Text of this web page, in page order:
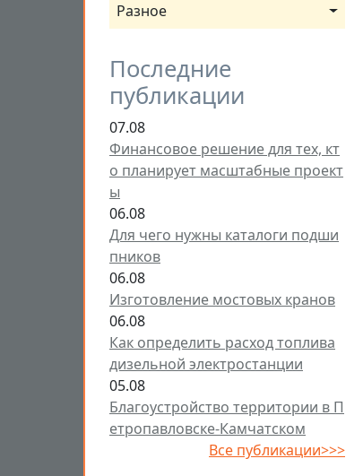
Разное
Последние
публикации
07.08
Финансовое решение для тех, кт
о планирует масштабные проект
ы
06.08
Для чего нужны каталоги подши
пников
06.08
Изготовление мостовых кранов
06.08
Как определить расход топлива
дизельной электростанции
05.08
Благоустройство территории в П
етропавловске-Камчатском
Все публикации>>>